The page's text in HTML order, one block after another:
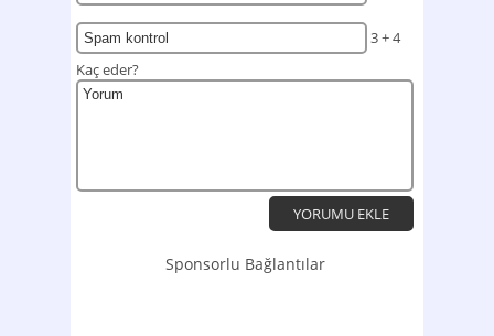
3 + 4
Kaç eder?
Sponsorlu Bağlantılar